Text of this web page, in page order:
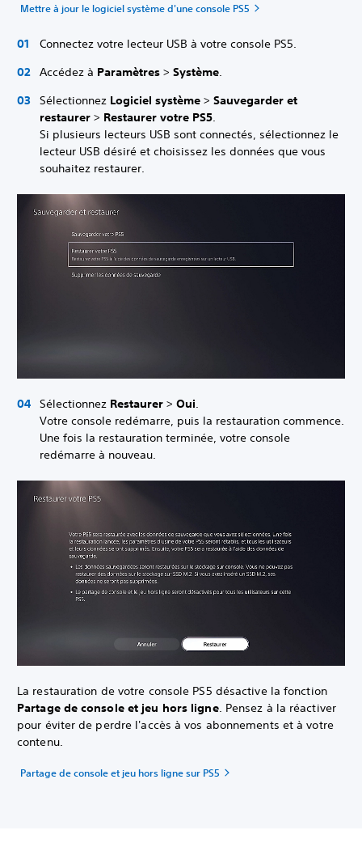
Mettre à jour le logiciel système d'une console PS5
Connectez votre lecteur USB à votre console PS5.
Accédez à Paramètres > Système.
Sélectionnez Logiciel système > Sauvegarder et
restaurer > Restaurer votre PS5.
Si plusieurs lecteurs USB sont connectés, sélectionnez le
lecteur USB désiré et choisissez les données que vous
souhaitez restaurer.
Sélectionnez Restaurer > Oui.
Votre console redémarre, puis la restauration commence.
Une fois la restauration terminée, votre console
redémarre à nouveau.
La restauration de votre console PS5 désactive la fonction
Partage de console et jeu hors ligne. Pensez à la réactiver
pour éviter de perdre l'accès à vos abonnements et à votre
contenu.
Partage de console et jeu hors ligne sur PS5